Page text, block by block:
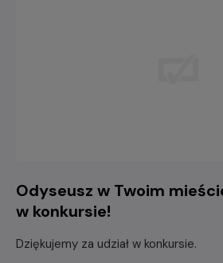
Odyseusz w Twoim
w konkursie!
Dziękujemy za udział w konkursie.